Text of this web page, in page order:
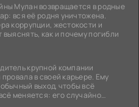
Мулан возвращается в родные
вся её родня уничтожена.
коррупции, жестокости и
как и почему погибли
крупной компании
в своей карьере. Ему
выход, чтобы всё
меняется: его случайно